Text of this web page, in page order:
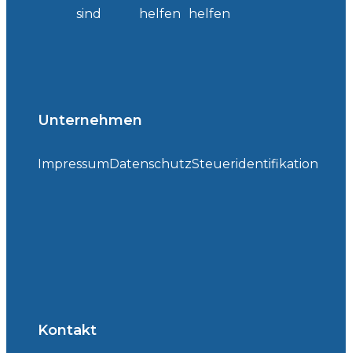
sind helfen helfen
Unternehmen
Impressum DatenschutzSteueridentifikation
Kontakt